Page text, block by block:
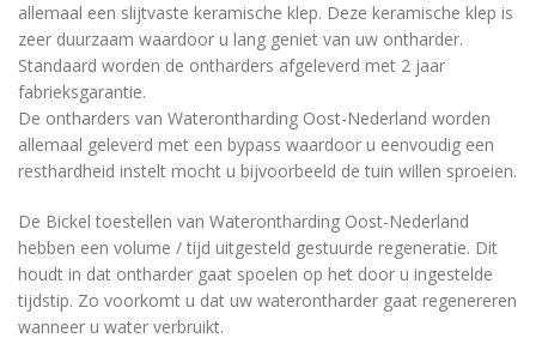
allemaal een slijtvaste keramische klep. Deze keramische klep is
zeer duurzaam waardoor u lang geniet van uw ontharder.
Standaard worden de ontharders afgeleverd met 2 jaar
fabrieksgarantie.
De ontharders van Waterontharding Oost-Nederland worden
allemaal geleverd met een bypass waardoor u eenvoudig een
resthardheid instelt mocht u bijvoorbeeld de tuin willen sproeien.
De Bickel toestellen van Waterontharding Oost-Nederland
hebben een volume / tijd uitgesteld gestuurde regeneratie. Dit
houdt in dat ontharder gaat spoelen op het door u ingestelde
tijdstip. Zo voorkomt u dat uw waterontharder gaat regenereren
wanneer u water verbruikt.